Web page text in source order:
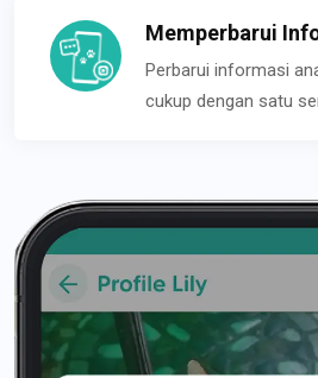
Memperbarui
Perbarui informasi
cukup dengan satu